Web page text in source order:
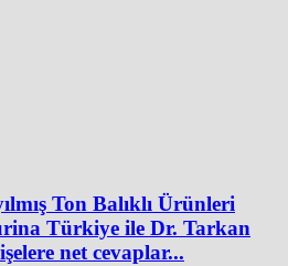
Ton Balıklı Ürünleri
Türkiye ile Dr. Tarkan
net cevaplar...